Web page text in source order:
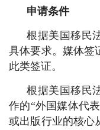
申请条件
根据美国移民
具体要求。媒体签
此类签证。
根据美国移民
作的“外国媒体代
或出版行业的核心